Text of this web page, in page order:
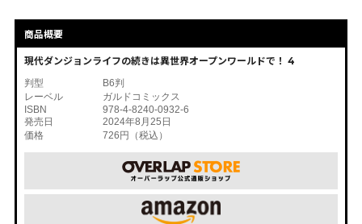
商品概要
現代ダンジョンライフの続きは異世界オープンワールドで！ 4
判型
B6判
レーベル
ガルドコミックス
ISBN
978-4-8240-0932-6
発売日
2024年8月25日
価格
726円（税込）